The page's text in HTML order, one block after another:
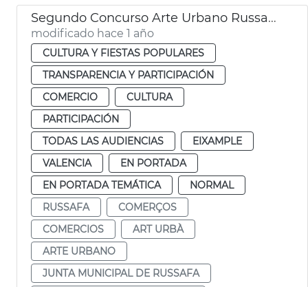
Segundo Concurso Arte Urbano Russafa Ayuntamiento Valéncia
modificado hace 1 año
CULTURA Y FIESTAS POPULARES
TRANSPARENCIA Y PARTICIPACIÓN
COMERCIO
CULTURA
PARTICIPACIÓN
TODAS LAS AUDIENCIAS
EIXAMPLE
VALENCIA
EN PORTADA
EN PORTADA TEMÁTICA
NORMAL
RUSSAFA
COMERÇOS
COMERCIOS
ART URBÀ
ARTE URBANO
JUNTA MUNICIPAL DE RUSSAFA